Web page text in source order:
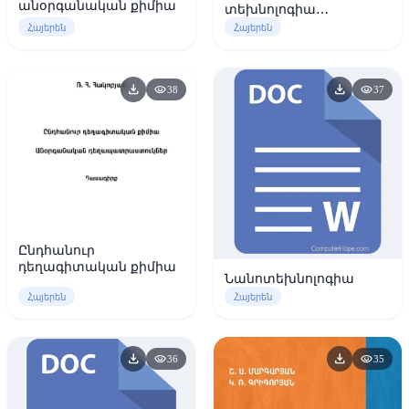
անօրգանական քիմիա
Հայերեն
տեխնոլոգիա
լաբորատոր
Հայերեն
download visibility38
Ընդհանուր
դեղագիտական քիմիա
Հայերեն
download visibility37
Նանոտեխնոլոգիա
Հայերեն
download visibility36 download visibility35